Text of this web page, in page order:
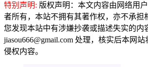
特别声明: 版权声明：本文内容由网络用
者所有，本站不拥有其著作权，亦不承担
您发现本站中有涉嫌抄袭或描述失实的内
jiasou666@gmail.com 处理，核实后本网
侵权内容。